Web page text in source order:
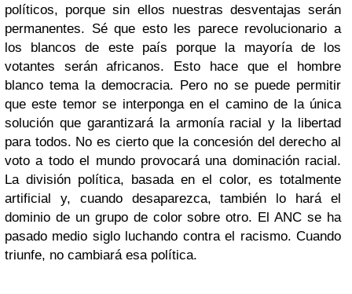
políticos, porque sin ellos nuestras desventajas serán
permanentes. Sé que esto les parece revolucionario a
los blancos de este país porque la mayoría de los
votantes serán africanos. Esto hace que el hombre
blanco tema la democracia. Pero no se puede permitir
que este temor se interponga en el camino de la única
solución que garantizará la armonía racial y la libertad
para todos. No es cierto que la concesión del derecho al
voto a todo el mundo provocará una dominación racial.
La división política, basada en el color, es totalmente
artificial y, cuando desaparezca, también lo hará el
dominio de un grupo de color sobre otro. El ANC se ha
pasado medio siglo luchando contra el racismo. Cuando
triunfe, no cambiará esa política.